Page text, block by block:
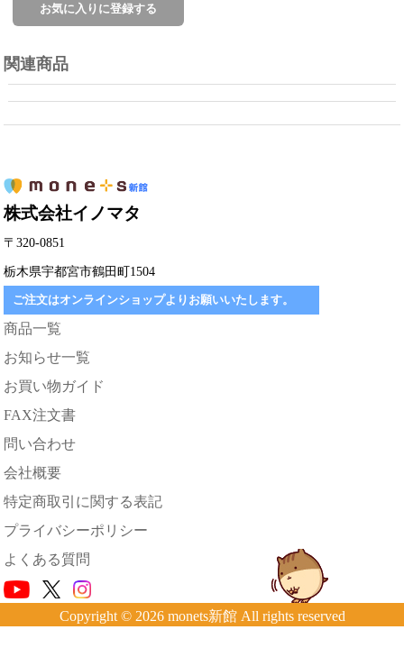
関連商品
株式会社イノマタ
〒320-0851
栃木県宇都宮市鶴田町1504
ご注文はオンラインショップよりお願いいたします。
商品一覧
お知らせ一覧
お買い物ガイド
FAX注文書
問い合わせ
会社概要
特定商取引に関する表記
プライバシーポリシー
よくある質問
Copyright © 2026 monets新館 All rights reserved